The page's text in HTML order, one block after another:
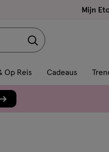
Mijn
Op Reis Cadeaus